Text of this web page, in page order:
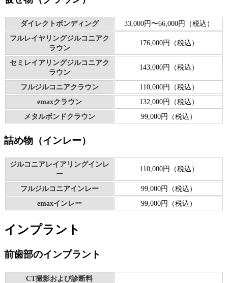
ダイレクトボンディング
33,000円〜66,000円（税込）
フルレイヤリングジルコニアク
ラウン
176,000円（税込）
セミレイアリングジルコニアク
ラウン
143,000円（税込）
フルジルコニアクラウン
110,000円（税込）
emaxクラウン
132,000円（税込）
メタルボンドクラウン
99,000円（税込）
詰め物（インレー）
ジルコニアレイアリングインレ
ー
110,000円（税込）
フルジルコニアインレー
99,000円（税込）
emaxインレー
99,000円（税込）
インプラント
前歯部のインプラント
CT撮影および診断料